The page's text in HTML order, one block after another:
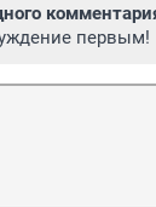
первым!